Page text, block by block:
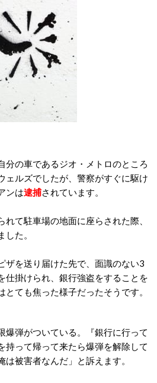
分の車であるジオ・メトロのところ
ェルズでしたが、警察がすぐに駆け
ンは逮捕されています。
て駐車場の地面に座らされた際、
た。
ザを送り届けた先で、面識のない3
仕掛けられ、銀行強盗をすることを
ても焦った様子だったそうです。
爆弾がついている。『銀行に行って
持って帰って来たら爆弾を解除して
被害者なんだ」と訴えます。